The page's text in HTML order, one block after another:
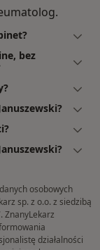
bez
osobowych
sp. z o.o. z siedzibą
ZnanyLekarz
działalności